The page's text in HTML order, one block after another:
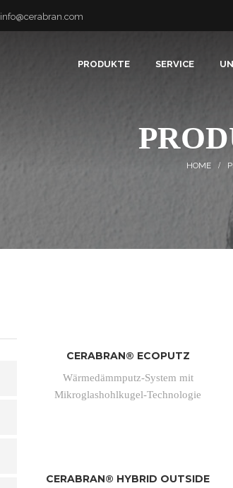
info@cerabran.com
PRODUKTE SERVICE
CERABRAN® ECOPUTZ
Wärmedämmputz-System mit
Mikroglashohlkugel-Technologie
CERABRAN® HYBRID OUTSIDE